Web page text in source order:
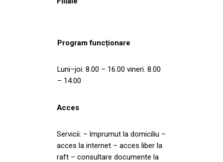
Program funcționare
Luni–joi: 8.00 – 16.00 vineri. 8.00
– 14.00
Acces
Servicii: – împrumut la domiciliu –
acces la internet – acces liber la
raft – consultare documente la